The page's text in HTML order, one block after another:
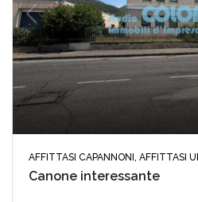
AFFITTASI CAPANNONI, AFFITTASI
Canone interessante